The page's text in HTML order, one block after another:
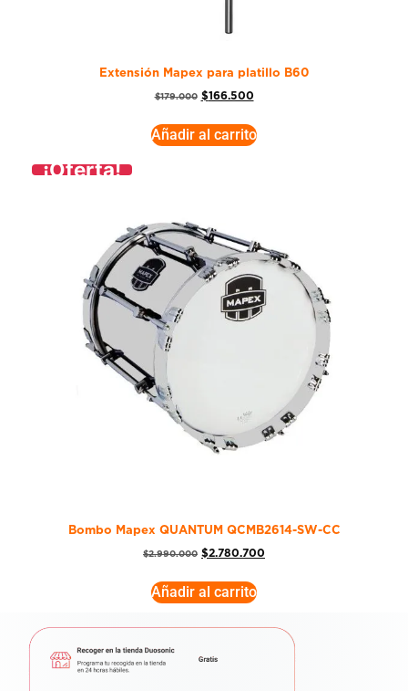
Extensión Mapex para platillo B60
$179.000 $166.500
Añadir al carrito
¡Oferta!
Bombo Mapex QUANTUM QCMB2614-SW-CC
$2.990.000 $2.780.700
Añadir al carrito